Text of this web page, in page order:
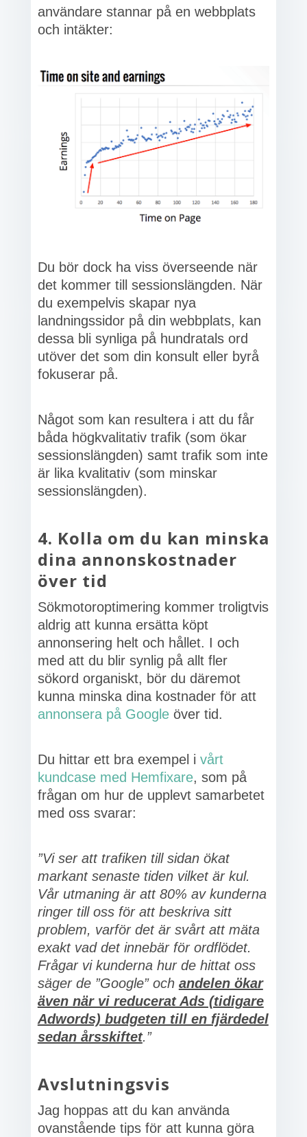
användare stannar på en webbplats
och intäkter:
Du bör dock ha viss överseende när
det kommer till sessionslängden. När
du exempelvis skapar nya
landningssidor på din webbplats, kan
dessa bli synliga på hundratals ord
utöver det som din konsult eller byrå
fokuserar på.
Något som kan resultera i att du får
båda högkvalitativ trafik (som ökar
sessionslängden) samt trafik som inte
är lika kvalitativ (som minskar
sessionslängden).
4. Kolla om du kan minska
dina annonskostnader
över tid
Sökmotoroptimering kommer troligtvis
aldrig att kunna ersätta köpt
annonsering helt och hållet. I och
med att du blir synlig på allt fler
sökord organiskt, bör du däremot
kunna minska dina kostnader för att
annonsera på Googleöver tid.
Du hittar ett bra exempel i vårt
kundcase med Hemfixare, som på
frågan om hur de upplevt samarbetet
med oss svarar:
”Vi ser att trafiken till sidan ökat
markant senaste tiden vilket är kul.
Vår utmaning är att 80% av kunderna
ringer till oss för att beskriva sitt
problem, varför det är svårt att mäta
exakt vad det innebär för ordflödet.
Frågar vi kunderna hur de hittat oss
säger de ”Google” och andelen ökar
även när vi reducerat Ads (tidigare
Adwords) budgeten till en fjärdedel
sedan årsskiftet.”
Avslutningsvis
Jag hoppas att du kan använda
ovanstående tips för att kunna göra